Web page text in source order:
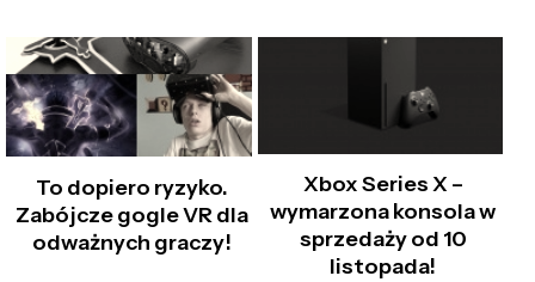
To dopiero ryzyko.
Zabójcze gogle VR dla
odważnych graczy!
Xbox Series X –
wymarzona konsola w
sprzedaży od 10
listopada!